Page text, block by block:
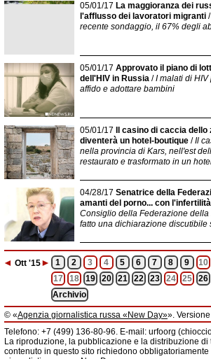
05/01/17 La maggioranza dei
l'afflusso dei lavoratori migranti /
recente sondaggio, il 67% degli
05/01/17 Approvato il piano di
dell'HIV in Russia /I malati di
affido e adottare bambini
05/01/17
Il casino di caccia
diventerà un hotel-boutique /Il
nella provincia di Kars, nell'est
restaurato e trasformato in un
04/28/17 Senatrice della
amanti del porno... con l'infertilità
Consiglio della Federazione
fatto una dichiarazione discutibile
◄ Ott '15► 1 2 3 4 5 6 7 8 9 10
17
18 19 20 21 22 23 24 25 26
Archivio
© «Agenzia giornalistica russa «New Day»».
Informazioni
Agenzia giornalistica russa «New Day» registrata dal
telecomunicazioni, tecnologie informatiche e mass
Russa. Certificato di registrazione dei mass media:
Telefono: +7 (499) 136-80-96. E-mail: urfoorg
La riproduzione, la pubblicazione e la distribuzione di
contenuto in questo sito richiedono